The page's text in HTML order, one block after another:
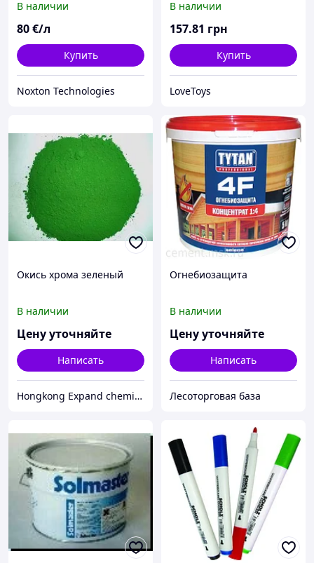
В наличии
80€/л
Купить
Noxton Technologies
В наличии
157.81 грн
Купить
LoveToys
Окись хрома зеленый
В наличии
Цену уточняйте
Написать
Hongkong Expand chemicals limited
Огнебиозащита
В наличии
Цену уточняйте
Написать
Лесоторговая база